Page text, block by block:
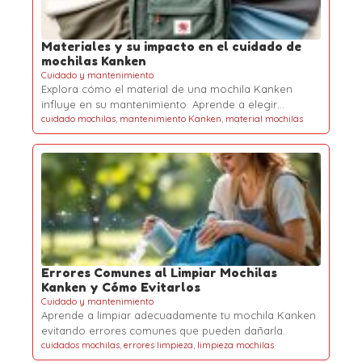
Materiales y su impacto en el cuidado de
mochilas Kanken
Cuidado y mantenimiento
Explora cómo el material de una mochila Kanken
influye en su mantenimiento. Aprende a elegir…
cuidado mochilas, mantenimiento Kanken, material mochilas
Errores Comunes al Limpiar Mochilas
Kanken y Cómo Evitarlos
Cuidado y mantenimiento
Aprende a limpiar adecuadamente tu mochila Kanken
evitando errores comunes que pueden dañarla.
cuidados mochilas, errores limpieza, limpieza mochilas